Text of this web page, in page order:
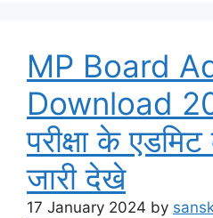
MP Board
Download
परीक्षा के एडमिट
जारी देखे
17 January 2024 by